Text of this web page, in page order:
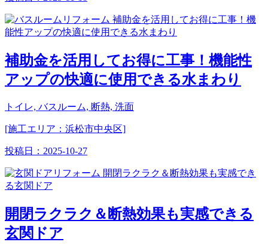
補助金を活用してお得に工事！機能性
アップの快適に使用できる水まわり
トイレ, バスルーム, 断熱, 洗面
[施工エリア：浜松市中央区]
投稿日： 2025-10-27
開閉ラクラク＆断熱効果も実感できる
玄関ドア